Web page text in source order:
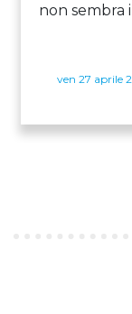
non sembra
ven 27 aprile